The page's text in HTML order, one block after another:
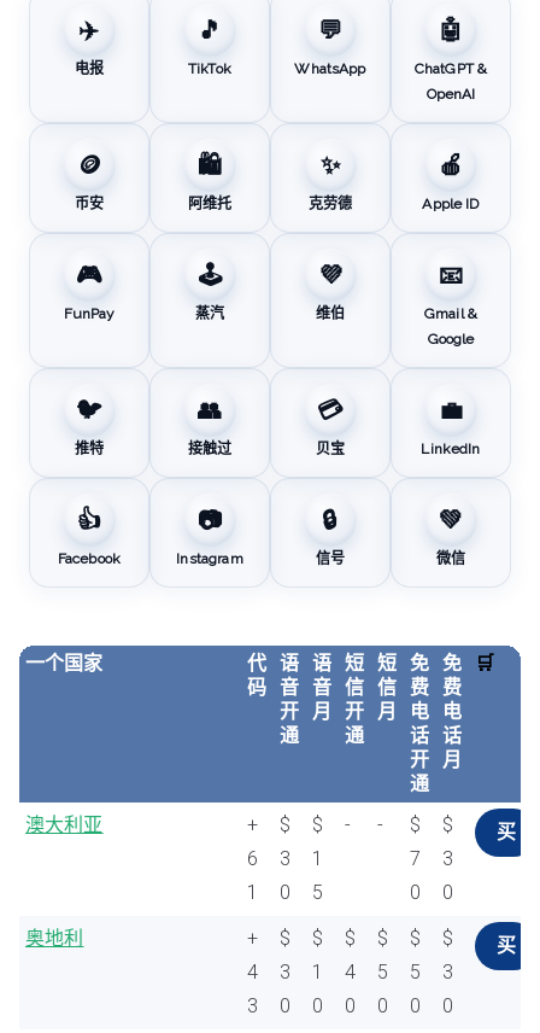
✈️
电报
🎵
TikTok
💬
WhatsApp
🤖
ChatGPT &
OpenAI
🪙
币安
🛍️
阿维托
✨
克劳德
🍎
Apple ID
🎮
FunPay
🕹️
蒸汽
💜
维伯
📧
Gmail &
Google
🐦
推特
👥
接触过
💳
贝宝
💼
LinkedIn
👍
Facebook
📷
Instagram
🔒
信号
💚
微信
一个国家
代
码
语
音
开
通
语
音
月
短
信
开
通
短
信
月
免
费
电
话
开
通
免
费
电
话
月
🛒
澳大利亚
+
6
1
$
3
0
$
1
5
- -
$
7
0
$
3
0
买
奥地利
+
4
3
$
3
0
$
1
0
$
4
0
$
5
0
$
5
0
$
3
0
买